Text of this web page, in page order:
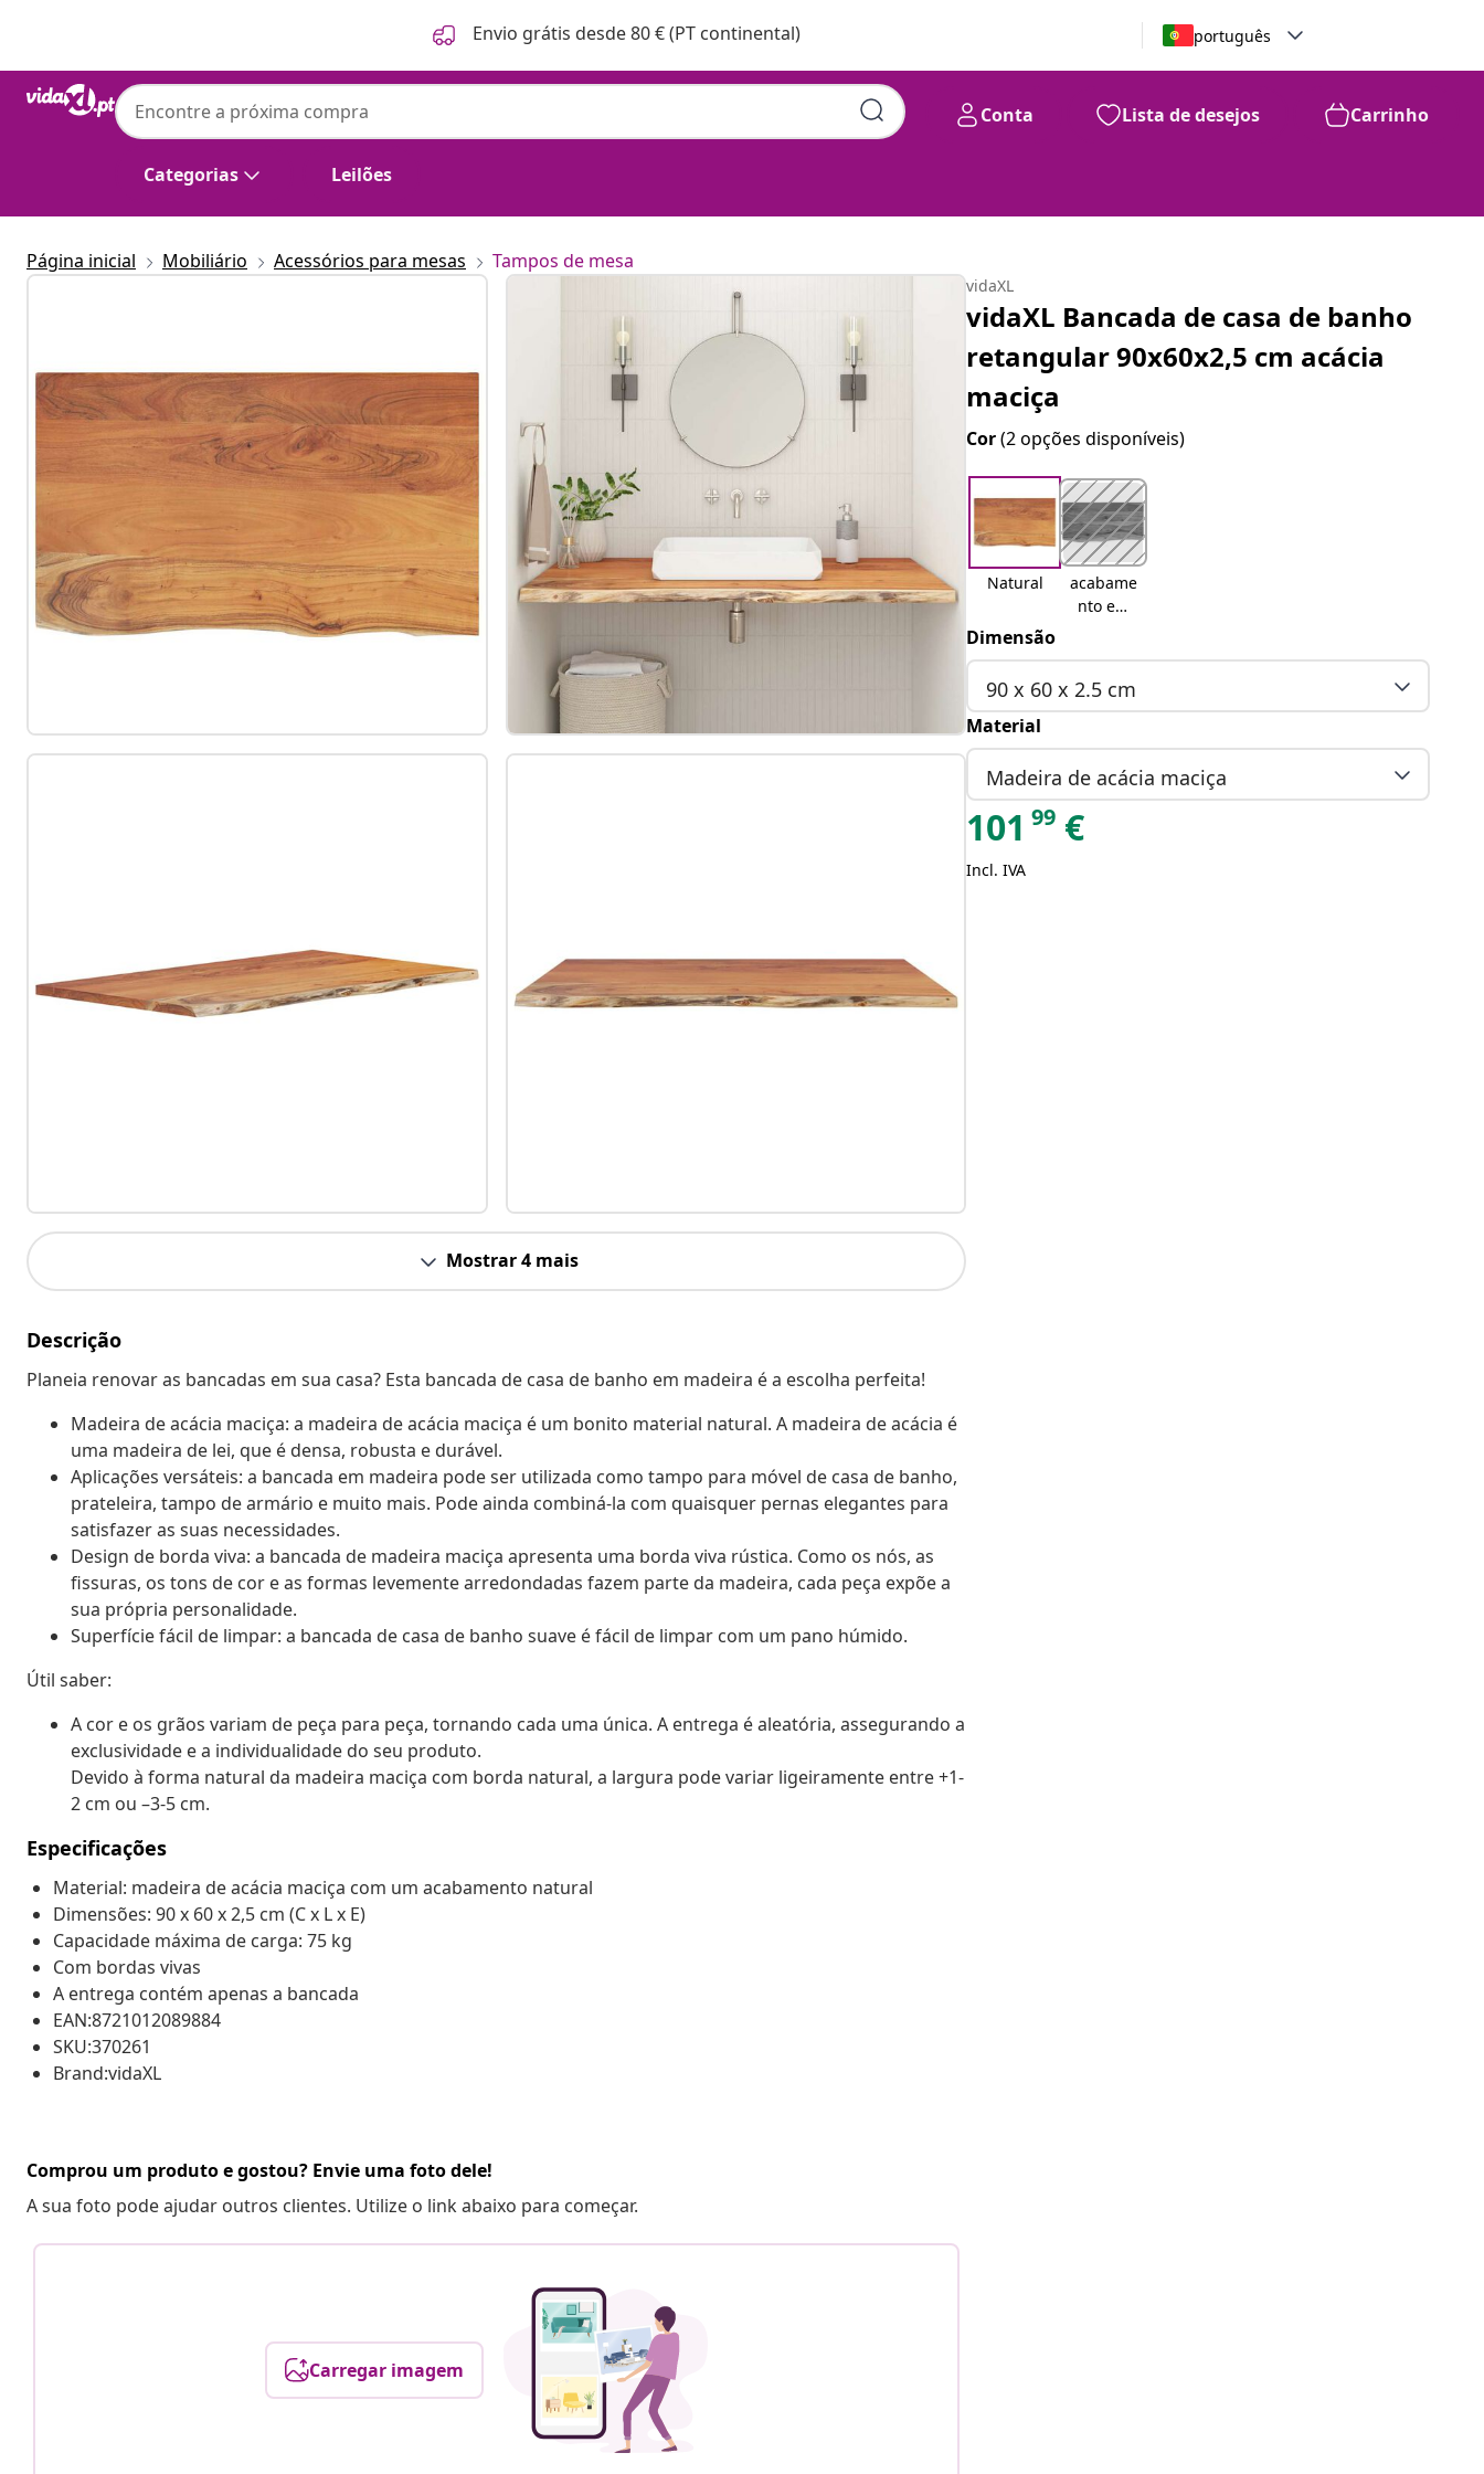
Envio grátis desde 80 € (PT continental) português
Categorias Leilões
Conta Lista de desejos Carrinho
Página inicial Mobiliário Acessórios para mesas Tampos de mesa
Mostrar 4 mais
Descrição
Planeia renovar as bancadas em sua casa? Esta bancada de casa de banho em madeira é a escolha perfeita!
Madeira de acácia maciça: a madeira de acácia maciça é um bonito material natural. A madeira de acácia é
uma madeira de lei, que é densa, robusta e durável.
Aplicações versáteis: a bancada em madeira pode ser utilizada como tampo para móvel de casa de banho,
prateleira, tampo de armário e muito mais. Pode ainda combiná-la com quaisquer pernas elegantes para
satisfazer as suas necessidades.
Design de borda viva: a bancada de madeira maciça apresenta uma borda viva rústica. Como os nós, as
fissuras, os tons de cor e as formas levemente arredondadas fazem parte da madeira, cada peça expõe a
sua própria personalidade.
Superfície fácil de limpar: a bancada de casa de banho suave é fácil de limpar com um pano húmido.
Útil saber:
A cor e os grãos variam de peça para peça, tornando cada uma única. A entrega é aleatória, assegurando a
exclusividade e a individualidade do seu produto.
Devido à forma natural da madeira maciça com borda natural, a largura pode variar ligeiramente entre +1-
2 cm ou –3-5 cm.
Especificações
Material: madeira de acácia maciça com um acabamento natural
Dimensões: 90 x 60 x 2,5 cm (C x L x E)
Capacidade máxima de carga: 75 kg
Com bordas vivas
A entrega contém apenas a bancada
EAN:8721012089884
SKU:370261
Brand:vidaXL
Comprou um produto e gostou? Envie uma foto dele!
A sua foto pode ajudar outros clientes. Utilize o link abaixo para começar.
Carregar imagem
vidaXL
vidaXL Bancada de casa de banho
retangular 90x60x2,5 cm acácia
maciça
Cor(2 opções disponíveis)
Natural
acabame
nto em
Dimensão
90 x 60 x 2.5 cm
Material
Madeira de acácia maciça
101 99 €
Incl. IVA